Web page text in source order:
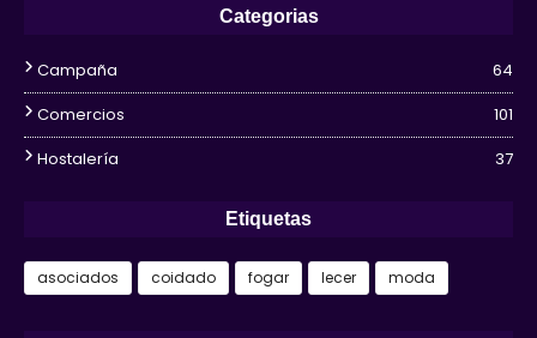
Categorias
Campaña
64
Comercios
101
Hostalería
37
Etiquetas
asociados coidado fogar lecer moda